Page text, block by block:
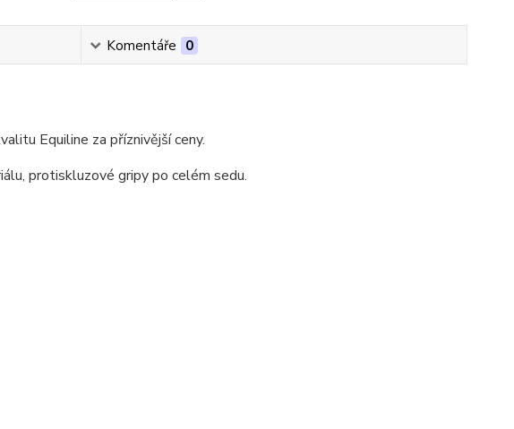
Komentáře 0
Equiline za příznivější ceny.
protiskluzové gripypo celém sedu.